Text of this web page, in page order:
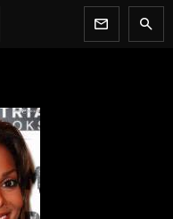
newsletter search